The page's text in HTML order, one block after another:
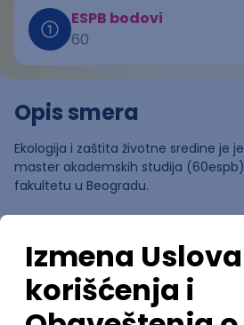
ESPB bodovi
60
Opis smera
Ekologija i zaštita životne sredine je
master akademskih studija
fakultetu u Beogradu.
Pomozi nam da
ovom smeru